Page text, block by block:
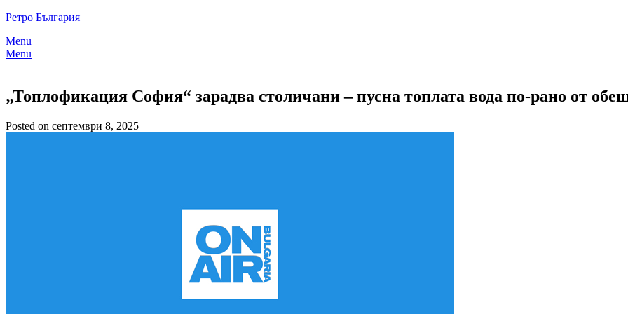
Skip
content
Ретро България
Menu
Menu
„Топлофикация София“ зарадва столичани – пусна топлата вода по-рано от
Posted on септември 8, 2025